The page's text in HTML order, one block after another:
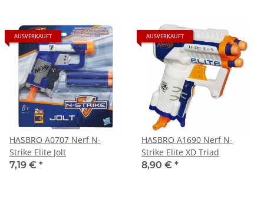
AUSVERKAUFT
HASBRO A0707 Nerf N-
Strike Elite Jolt
7,19 € *
AUSVERKAUFT
HASBRO A1690 Nerf N-
Strike Elite XD Triad
8,90 € *